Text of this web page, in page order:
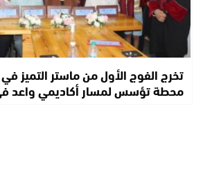
تخرج الفوج الأول من ماستر التميز
محطة تؤسس لمسار أكاديمي واعد